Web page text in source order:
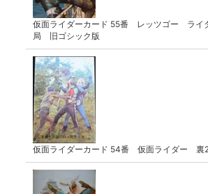
仮面ライダーカード 55番 レッツゴー ラ
局 旧ゴシック版
仮面ライダーカード 54番 仮面ライダー